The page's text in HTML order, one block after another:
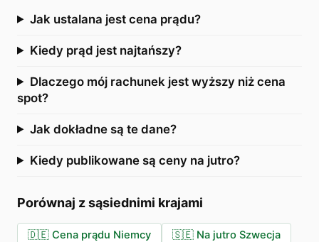
Jak ustalana jest cena prądu?
Kiedy prąd jest najtańszy?
Dlaczego mój rachunek jest wyższy niż cena
spot?
Jak dokładne są te dane?
Kiedy publikowane są ceny na jutro?
Porównaj z sąsiednimi krajami
🇩🇪 Cena prądu Niemcy 🇸🇪 Na jutro Szwecja